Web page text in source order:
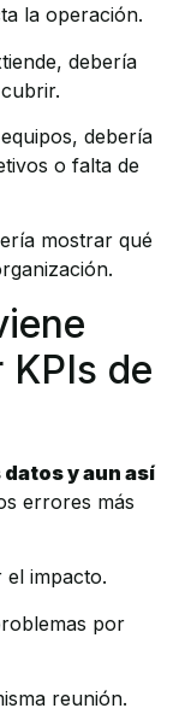
la operación.
debería
debería
o falta de
mostrar qué
de
y aun así
errores más
el impacto.
por
reunión.